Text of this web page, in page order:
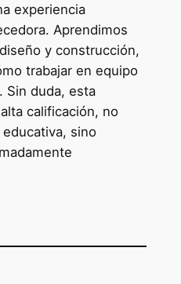
experiencia
Aprendimos
y construcción,
trabajar en equipo
Sin duda, esta
calificación, no
sino